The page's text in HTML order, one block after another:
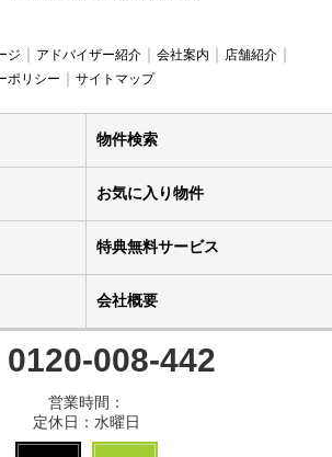
ジ アドバイザー紹介 会社案内
店舗紹介
ポリシー サイトマップ
物件検索
お気に入り物件
特典無料サービス
会社概要
0120-008-442
営業時間：
定休日：水曜日